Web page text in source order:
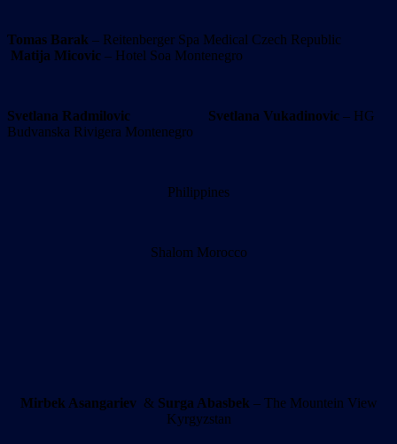
Tomas Barak – Reitenberger Spa Medical Czech Republic
Matija Micovic – Hotel Soa Montenegro
Svetlana Radmilovic Svetlana Vukadinovic – HG
Budvanska Rivigera Montenegro
Philippines
Shalom Morocco
Mirbek Asangariev& Surga Abasbek – The Mountein View
Kyrgyzstan